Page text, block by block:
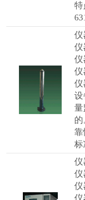
特
仪
仪
仪
仪
仪
设
量
靠
标
仪
仪
仪
仪